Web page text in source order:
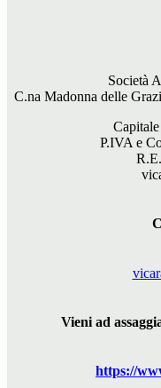
Società
C.na Madonna delle
P.IVA e
Vieni ad
https://